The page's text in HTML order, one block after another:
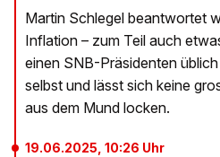
Martin Schlegel beantwortet
Inflation – zum Teil auch
einen SNB-Präsidenten
selbst und lässt sich keine
aus dem Mund locken.
19.06.2025, 10:26 Uhr